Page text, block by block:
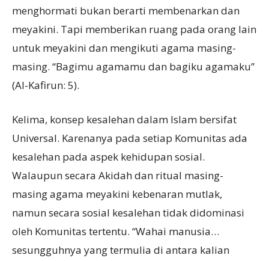
menghormati bukan berarti membenarkan dan
meyakini. Tapi memberikan ruang pada orang lain
untuk meyakini dan mengikuti agama masing-
masing. “Bagimu agamamu dan bagiku agamaku”
(Al-Kafirun: 5).
Kelima, konsep kesalehan dalam Islam bersifat
Universal. Karenanya pada setiap Komunitas ada
kesalehan pada aspek kehidupan sosial.
Walaupun secara Akidah dan ritual masing-
masing agama meyakini kebenaran mutlak,
namun secara sosial kesalehan tidak didominasi
oleh Komunitas tertentu. “Wahai manusia…
sesungguhnya yang termulia di antara kalian